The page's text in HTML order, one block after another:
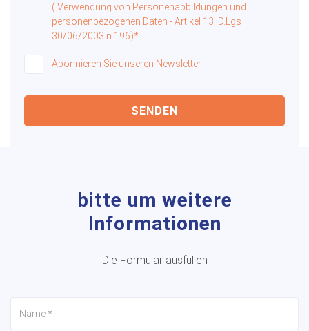
( Verwendung von Personenabbildungen und
personenbezogenen Daten - Artikel 13, D.Lgs
30/06/2003 n.196)*
Abonnieren Sie unseren Newsletter
SENDEN
bitte um weitere
Informationen
Die Formular ausfüllen